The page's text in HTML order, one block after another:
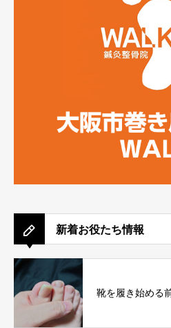
新着お役たち情報
靴を履き始める